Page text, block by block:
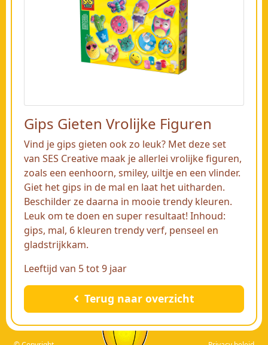
Gips Gieten Vrolijke Figuren
Vind je gips gieten ook zo leuk? Met deze set
van SES Creative maak je allerlei vrolijke figuren,
zoals een eenhoorn, smiley, uiltje en een vlinder.
Giet het gips in de mal en laat het uitharden.
Beschilder ze daarna in mooie trendy kleuren.
Leuk om te doen en super resultaat! Inhoud:
gips, mal, 6 kleuren trendy verf, penseel en
gladstrijkkam.
Leeftijd van 5 tot 9 jaar
Terug naar overzicht